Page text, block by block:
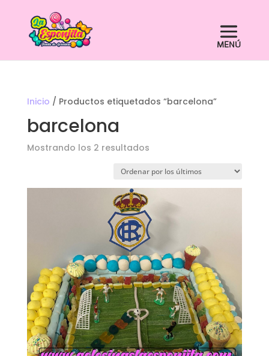
Inicio / Productos etiquetados “barcelona”
barcelona
Mostrando los 2 resultadosOrdenado
los
últimos